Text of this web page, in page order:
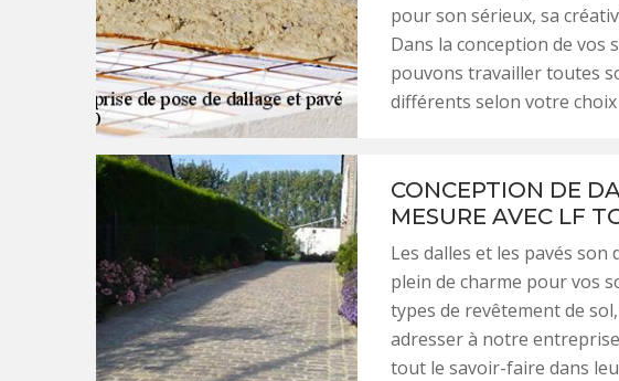
pour son sérieux, sa
Dans la conception de vos
pouvons travailler toutes
différents selon votre choix
CONCEPTION DE
MESURE AVEC LF
Les dalles et les pavés
plein de charme pour vos
types de revêtement de
adresser à notre
tout le savoir-faire dans